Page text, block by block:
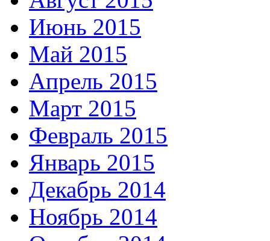
Июнь 2015
Май 2015
Апрель 2015
Март 2015
Февраль 2015
Январь 2015
Декабрь 2014
Ноябрь 2014